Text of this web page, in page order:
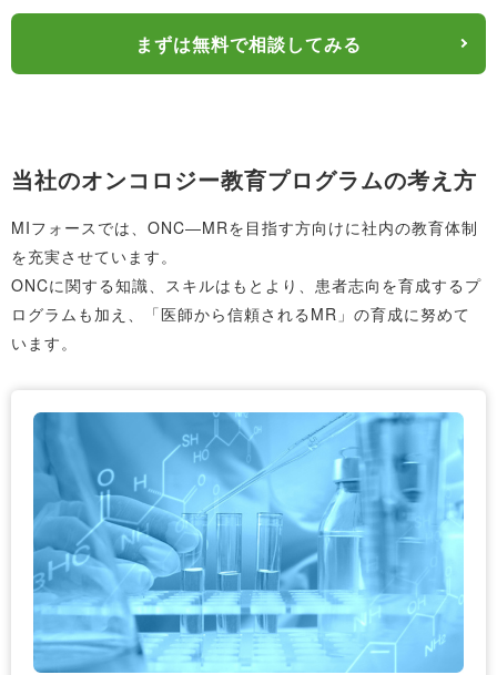
まずは無料で相談してみる
当社のオンコロジー教育プログラムの考え方
MIフォースでは、ONC―MRを目指す方向けに社内の教育体制
を充実させています。
ONCに関する知識、スキルはもとより、患者志向を育成するプ
ログラムも加え、「医師から信頼されるMR」の育成に努めて
います。